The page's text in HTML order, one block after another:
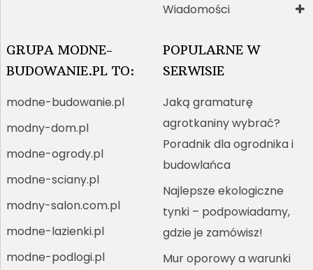
Wiadomości
GRUPA MODNE-
BUDOWANIE.PL TO:
modne-budowanie.pl
modny-dom.pl
modne-ogrody.pl
modne-sciany.pl
modny-salon.com.pl
modne-lazienki.pl
modne-podlogi.pl
POPULARNE W
SERWISIE
Jaką gramaturę
agrotkaniny wybrać?
Poradnik dla ogrodnika i
budowlańca
Najlepsze ekologiczne
tynki – podpowiadamy,
gdzie je zamówisz!
Mur oporowy a warunki